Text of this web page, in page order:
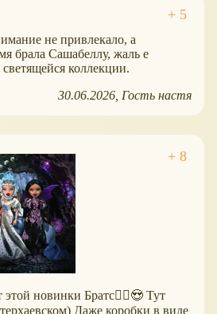
не привлекало, а
брала Сашабеллу, жаль е
коллекции.
30.06.2026 Гость настя
этой новинки Братс🙆‍♀️😍 Тут
Даже коробки в виде